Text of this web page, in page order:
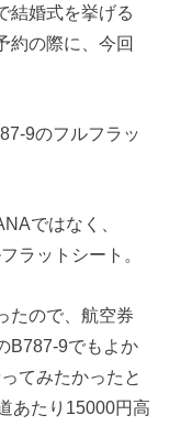
結婚式を挙げる
約の際に、今回
9のフルフラッ
ではなく、
ラットシート。
たので、航空券
B787-9でもよか
てみたかったと
あたり15000円高